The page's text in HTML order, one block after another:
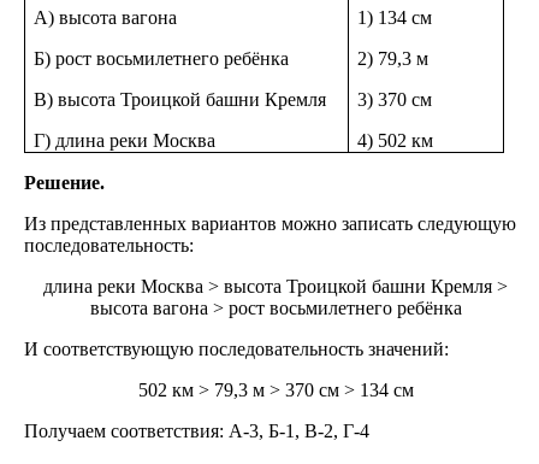
A) высота вагона
Б) рост восьмилетнего ребёнка
B) высота Троицкой башни Кремля
Г) длина реки Москва
1) 134 см
2) 79,3 м
3) 370 см
4) 502 км
Решение.
Из представленных вариантов можно записать следующую
последовательность:
длина реки Москва > высота Троицкой башни Кремля >
высота вагона > рост восьмилетнего ребёнка
И соответствующую последовательность значений:
502 км > 79,3 м > 370 см > 134 см
Получаем соответствия: А-3, Б-1, В-2, Г-4